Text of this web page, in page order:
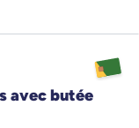
avec butée